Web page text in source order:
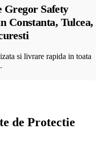
Gregor Safety
Constanta, Tulcea,
si livrare rapida in toata
de Protectie